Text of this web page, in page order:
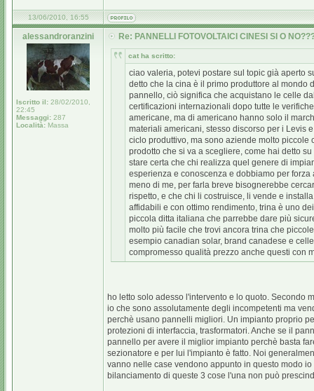
13/06/2010, 16:55
alessandroranzini
Iscritto il: 28/02/2010,
22:45
Messaggi: 287
Località: Massa
Re: PANNELLI FOTOVOLTAICI CINESI SI O
cat ha scritto:
ciao valeria, potevi postare sul topic già aperto
detto che la cina è il primo produttore al mondo
pannello, ciò significa che acquistano le celle
certificazioni internazionali dopo tutte le
americane, ma di americano hanno solo il
materiali americani, stesso discorso per i Levis
ciclo produttivo, ma sono aziende molto
prodotto che si va a scegliere, come hai detto
stare certa che chi realizza quel genere di
esperienza e conoscenza e dobbiamo per
meno di me, per farla breve bisognerebbe
rispetto, e che chi li costruisce, li vende e
affidabili e con ottimo rendimento, trina è uno
piccola ditta italiana che parrebbe dare più
molto più facile che trovi ancora trina che
esempio canadian solar, brand canadese e
compromesso qualità prezzo anche questi con
ho letto solo adesso l'intervento e lo quoto. Secondo
io che sono assolutamente degli incompetenti ma
perchè usano pannelli migliori. Un impianto proprio
protezioni di interfaccia, trasformatori. Anche se il
pannello per avere il miglior impianto perchè basta
sezionatore e per lui l'impianto è fatto. Noi
vanno nelle case vendono appunto in questo modo
bilanciamento di queste 3 cose l'una non può